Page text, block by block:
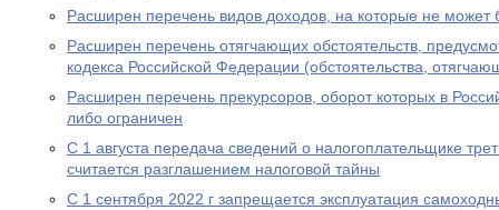
Расширен перечень видов доходов, на которые не может
Расширен перечень отягчающих обстоятельств,
кодекса Российской Федерации (обстоятельства,
Расширен перечень прекурсоров, оборот которых в
либо ограничен
С 1 августа передача сведений о налогоплательщике
считается разглашением налоговой тайны
С 1 сентября 2022 г запрещается эксплуатация